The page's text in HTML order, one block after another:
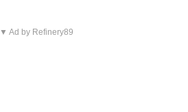
▼ Ad by Refinery89